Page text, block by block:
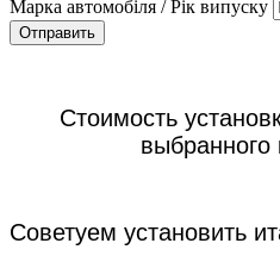
Марка автомобіля / Рік випуску
Отправить
Стоимость
выбранного
Советуем установить